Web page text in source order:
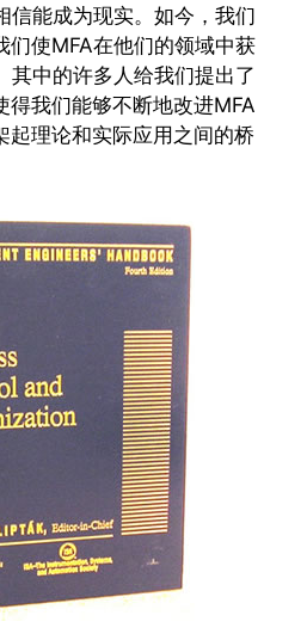
信能成为现实。如今，我们
们使MFA在他们的领域中获
其中的许多人给我们提出了
得我们能够不断地改进MFA
起理论和实际应用之间的桥